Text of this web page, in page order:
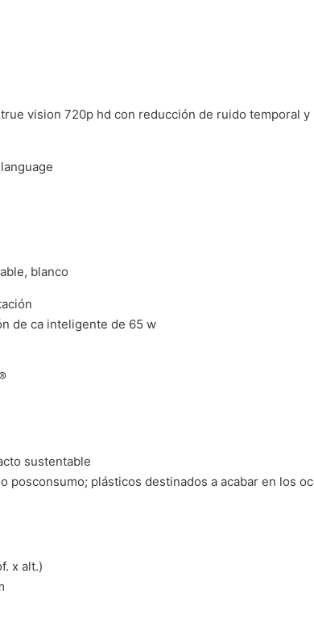
vision 720p hd con reducción de ruido temporal
blanco
de ca inteligente de 65 w
sustentable
posconsumo; plásticos destinados a acabar en los
x alt.)